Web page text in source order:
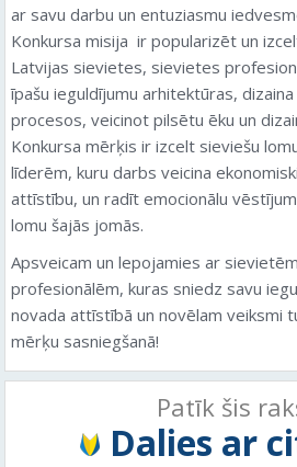
ar savu darbu un entuziasmu
Konkursa misija ir popularizēt un
Latvijas sievietes, sievietes
īpašu ieguldījumu arhitektūras,
procesos, veicinot pilsētu ēku un
Konkursa mērķis ir izcelt sieviešu
līderēm, kuru darbs veicina
attīstību, un radīt emocionālu
lomu šajās jomās.
Apsveicam un lepojamies ar
profesionālēm, kuras sniedz savu
novada attīstībā un novēlam veiksmi
mērķu sasniegšanā!
Patīk šis
Dalies ar